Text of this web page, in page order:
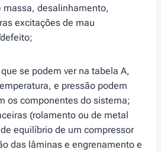
massa, desalinhamento,
excitações de mau
se podem ver na tabela A,
e pressão podem
os componentes do sistema;
(rolamento ou de metal
equilíbrio de um compressor
das lâminas e engrenamento e